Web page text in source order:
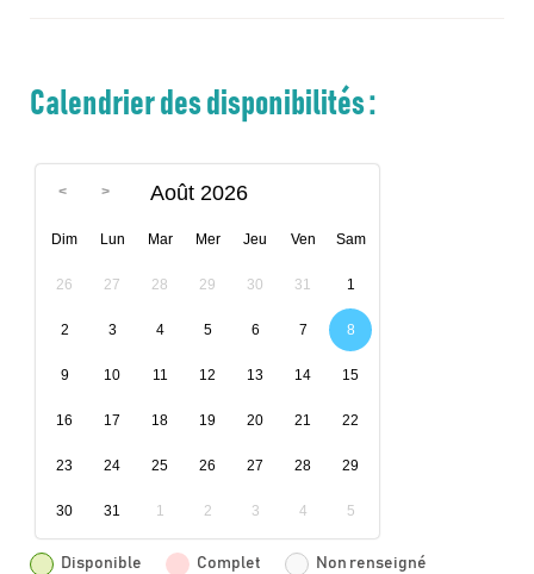
Calendrier des disponibilités :
Août 2026
Dim Lun Mar Mer Jeu Ven Sam
26 27 28 29 30 31 1
2 3 4 5 6 7 8
9 10 11 12 13 14 15
16 17 18 19 20 21 22
23 24 25 26 27 28 29
30 31 1 2 3 4 5
Disponible Complet Non renseigné